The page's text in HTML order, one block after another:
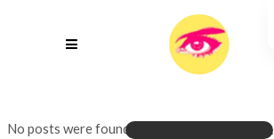
No posts were found.LOADING NEW POSTS...